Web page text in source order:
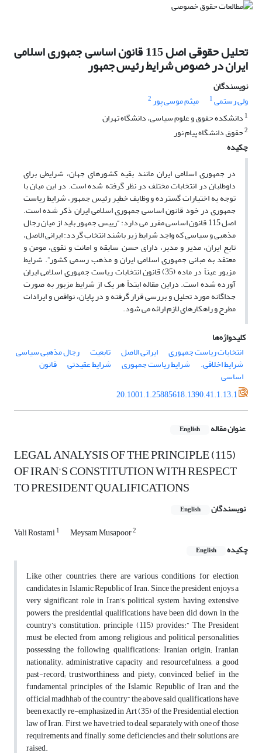
تحلیل حقوقی اصل 115 قانون اساسی جمهوری اسلامی
ایران در خصوص شرایط رئیس جمهور
نویسندگان
ولی رستمی1 میثم موسی پور2
1 دانشکده حقوق و علوم سیاسی، دانشگاه تهران
2حقوق دانشگاه پیام نور
چکیده
در جمهوری اسلامی ایران مانند بقیه کشورهای جهان، شرایطی برای
داوطلبان در انتخابات مختلف در نظر گرفته شده است. در این میان با
توجه به اختیارات گسترده و وظایف خطیر رئیس جمهور، شرایط ریاست
جمهوری در خود قانون اساسی جمهوری اسلامی ایران ذکر شده است.
اصل 115 قانون اساسی مقرر می دارد: “رییس جمهور باید از میان رجال
مذهبی و سیاسی که واجد شرایط زیر باشند انتخاب گردد: ایرانی الاصل،
تابع ایران، مدیر و مدبر، دارای حسن سابقه و امانت و تقوی، مومن و
معتقد به مبانی جمهوری اسلامی ایران و مذهب رسمی کشور”. شرایط
مزبور عیناً در ماده (35) قانون انتخابات ریاست جمهوری اسلامی ایران
آورده شده است. دراین مقاله ابتداً هر یک از شرایط مزبور به صورت
جداگانه مورد تحلیل و بررسی قرار گرفته و در پایان، نواقص و ایرادات
مطرح و راهکارهای لازم ارائه می شود.
کلیدواژه‌ها
انتخابات ریاست جمهوری
ایرانی الاصل تابعیت رجال مذهبی سیاسی
شرایط اخلاقی. شرایط ریاست جمهوری شرایط عقیدتی قانون
اساسی
20.1001.1.25885618.1390.41.1.13.1
عنوان مقاله English
LEGAL ANALYSIS OF THE PRINCIPLE (115)
OF IRAN’S CONSTITUTION WITH RESPECT
TO PRESIDENT QUALIFICATIONS
نویسندگان English
Vali Rostami1 Meysam Musapoor2
چکیده English
Like other countries, there are various conditions for election
candidates in Islamic Republic of Iran. Since the president enjoys a
very significant role in Iran’s political system, having extensive
powers, the presidential qualifications have been did down in the
country’s constitution. principle (115) provides:” The President
must be elected from among religious and political personalities
possessing the following qualifications: Iranian origin; Iranian
nationality; administrative capacity and resourcefulness; a good
past-record; trustworthiness and piety; convinced belief in the
fundamental principles of the Islamic Republic of Iran and the
official madhhab of the country” the above said qualifications have
been exactly re-emphasized in Art (35) of the Presidential election
law of Iran. First, we have tried to deal separately with one of those
requirements and finally, some deficiencies and their solutions are
raised.